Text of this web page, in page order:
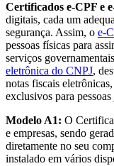
Certificados e-CPF e
digitais, cada um
segurança. Assim, o e-
pessoas físicas para
serviços
eletrônica do CNPJ,
notas fiscais
exclusivos para
Modelo A1: O
e empresas, sendo
diretamente no seu
instalado em vários